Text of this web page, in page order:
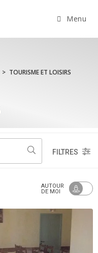
Menu
> TOURISME ET LOISIRS
FILTRES
AUTOUR
DE MOI